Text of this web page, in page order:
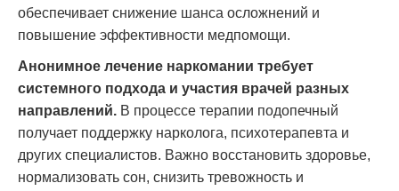
обеспечивает снижение шанса осложнений и
повышение эффективности медпомощи.
Анонимное лечение наркомании требует
системного подхода и участия врачей разных
направлений. В процессе терапии подопечный
получает поддержку нарколога, психотерапевта и
других специалистов. Важно восстановить здоровье,
нормализовать сон, снизить тревожность и